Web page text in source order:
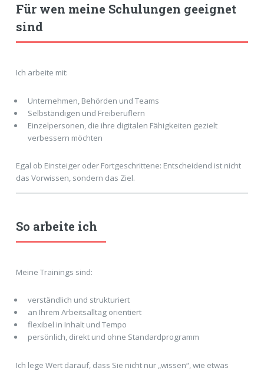
Für wen meine Schulungen geeignet
sind
Ich arbeite mit:
Unternehmen, Behörden und Teams
Selbständigen und Freiberuflern
Einzelpersonen, die ihre digitalen Fähigkeiten gezielt
verbessern möchten
Egal ob Einsteiger oder Fortgeschrittene: Entscheidend ist nicht
das Vorwissen, sondern das Ziel.
So arbeite ich
Meine Trainings sind:
verständlich und strukturiert
an Ihrem Arbeitsalltag orientiert
flexibel in Inhalt und Tempo
persönlich, direkt und ohne Standardprogramm
Ich lege Wert darauf, dass Sie nicht nur „wissen“, wie etwas